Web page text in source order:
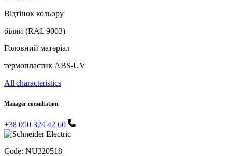
Відтінок кольору
білий (RAL 9003)
Головний матеріал
термопластик ABS-UV
All characteristics
Manager consultation
+38 050 324 42 60
Code: NU320518